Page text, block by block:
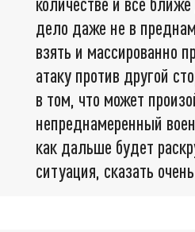
дело даже не в
взять и массированно
атаку против другой
в том, что может
непреднамеренный
как дальше будет
ситуация, сказать